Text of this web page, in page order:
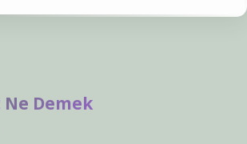
Demek